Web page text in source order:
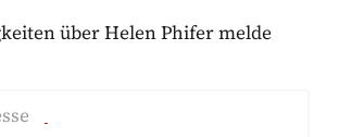
über Helen Phifer melde
ich speziell auf mich